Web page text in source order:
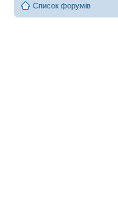
Список форумів